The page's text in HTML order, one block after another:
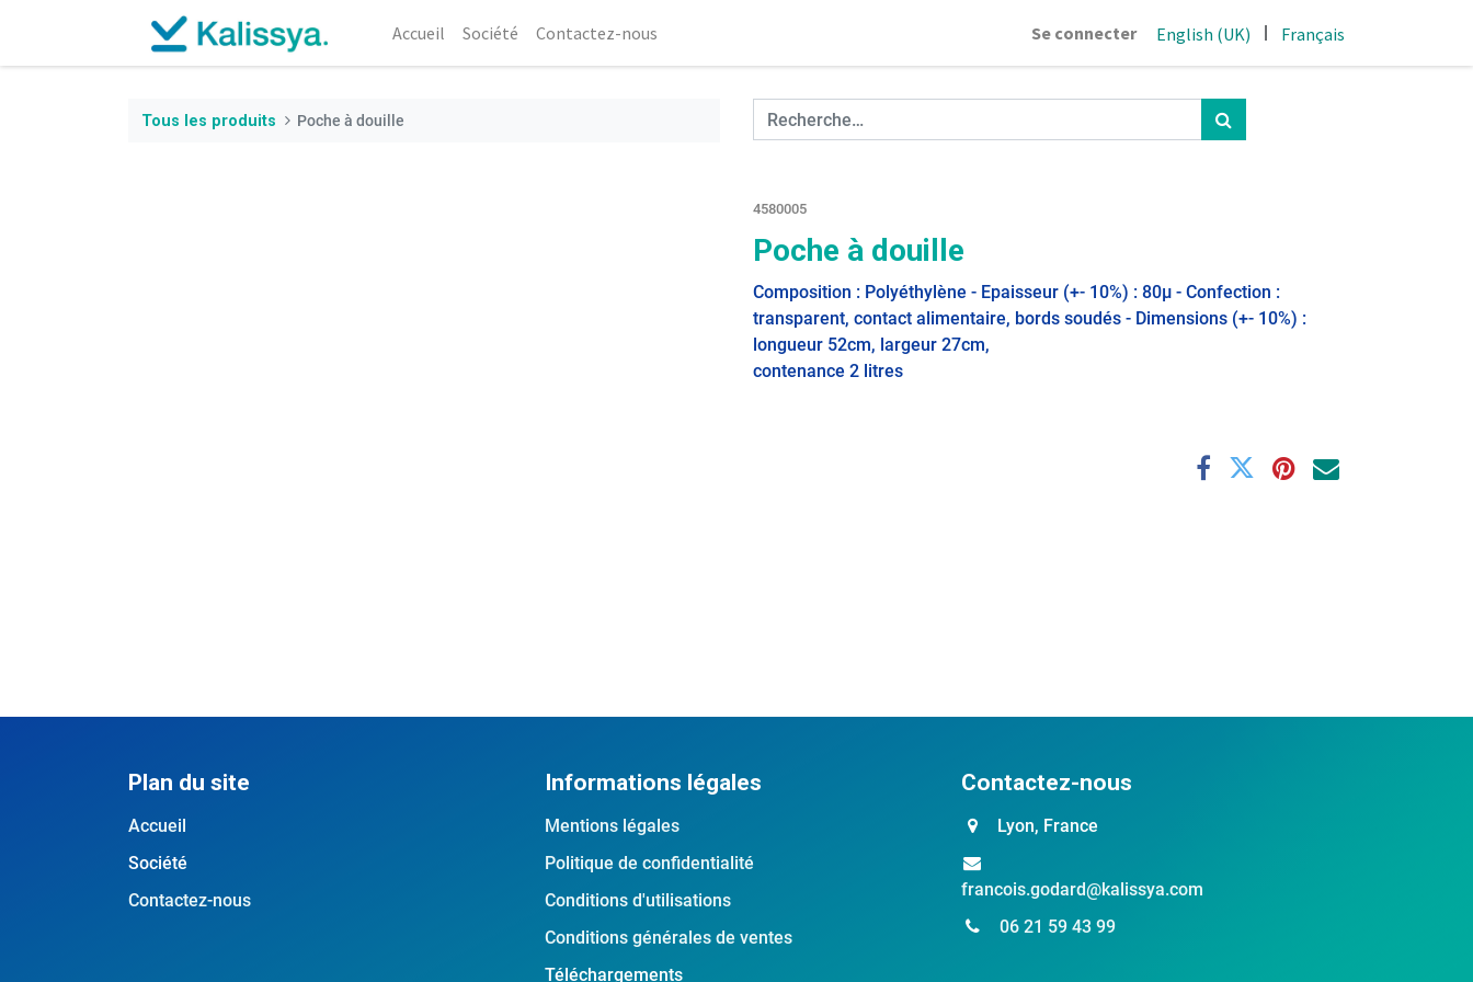
Accueil Société Contactez-nous Se connecter English (UK) | Français
Tous les produits Poche à douille
4580005
Poche à douille
Composition : Polyéthylène - Epaisseur (+- 10%) : 80μ - Confection :
transparent, contact alimentaire, bords soudés - Dimensions (+- 10%) :
longueur 52cm, largeur 27cm,
contenance 2 litres
Plan du site
Accueil
Société
Contactez-nous
Informations légales
Mentions légales
Politique de confidentialité
Conditions d'utilisations
Conditions générales de ventes
Téléchargements
Contactez-nous
Lyon, France
francois.godard@kalissya.com
06 21 59 43 99